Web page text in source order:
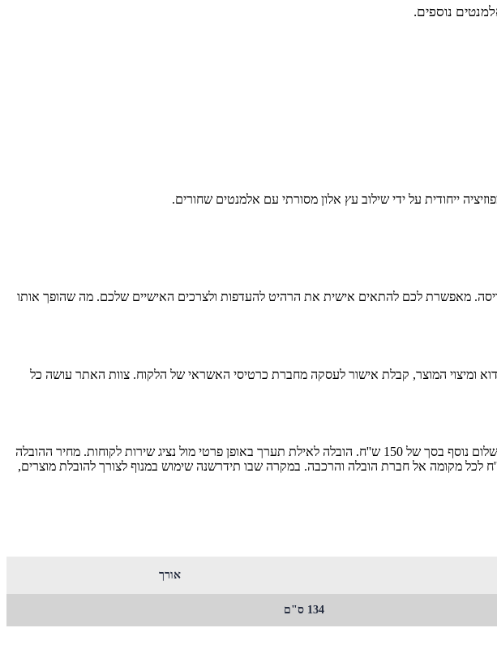
מאפשרת לכם להתאים אישית את הרהיט להעדפות ולצרכים האישיים שלכם. מה שהופך אותו
מיום וידוא ומיצוי המוצר, קבלת אישור לעסקה מחברת כרטיסי האשראי של הלקוח. צוות האתר עושה כל
הובלה ליישובים המרוחקים מהמרכז, כגון: כל המרוחק מכרמיאל שבצפון, כל המרוחק מבאר שבע שבדרום וירושלים יגבו בתשלום נוסף בסך של 150 ש''ח. הובלה לאילת תערך באופן פרטי מול נציג שירות לקוחות. מחיר ההובלה
עד קומה שלישית ללא מעלית לחילופין כל קומה בתנאי שקיימת מעלית מסע. כל קומה נוספת כרוכה בתשלום של 50 ש''ח לכל מקומה אל חברת הובלה והרכבה. במקרה שבו תידרשנה שימוש במנוף לצורך להובלת מוצרים,
אורך
134 ס"ם